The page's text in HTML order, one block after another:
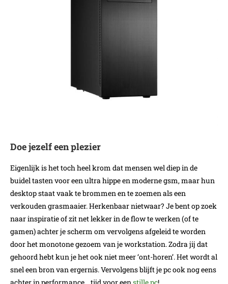
Doe jezelf een plezier
Eigenlijk is het toch heel krom dat mensen wel diep in de
buidel tasten voor een ultra hippe en moderne gsm, maar hun
desktop staat vaak te brommen en te zoemen als een
verkouden grasmaaier. Herkenbaar nietwaar? Je bent op zoek
naar inspiratie of zit net lekker in de flow te werken (of te
gamen) achter je scherm om vervolgens afgeleid te worden
door het monotone gezoem van je workstation. Zodra jij dat
gehoord hebt kun je het ook niet meer ‘ont-horen’. Het wordt al
snel een bron van ergernis. Vervolgens blijft je pc ook nog eens